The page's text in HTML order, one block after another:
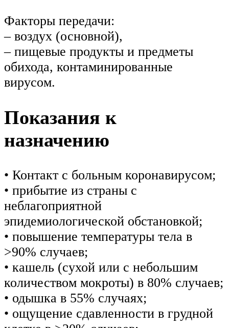
Факторы передачи:
– воздух (основной),
– пищевые продукты и предметы
обихода, контаминированные
вирусом.
Показания к
назначению
• Контакт с больным коронавирусом;
• прибытие из страны с
неблагоприятной
эпидемиологической обстановкой;
• повышение температуры тела в
>90% случаев;
• кашель (сухой или с небольшим
количеством мокроты) в 80% случаев;
• одышка в 55% случаях;
• ощущение сдавленности в грудной